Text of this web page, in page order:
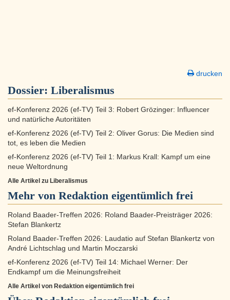
drucken
Dossier: Liberalismus
ef-Konferenz 2026 (ef-TV) Teil 3: Robert Grözinger: Influencer
und natürliche Autoritäten
ef-Konferenz 2026 (ef-TV) Teil 2: Oliver Gorus: Die Medien sind
tot, es leben die Medien
ef-Konferenz 2026 (ef-TV) Teil 1: Markus Krall: Kampf um eine
neue Weltordnung
Alle Artikel zu Liberalismus
Mehr von Redaktion eigentümlich frei
Roland Baader-Treffen 2026: Roland Baader-Preisträger 2026:
Stefan Blankertz
Roland Baader-Treffen 2026: Laudatio auf Stefan Blankertz von
André Lichtschlag und Martin Moczarski
ef-Konferenz 2026 (ef-TV) Teil 14: Michael Werner: Der
Endkampf um die Meinungsfreiheit
Alle Artikel von Redaktion eigentümlich frei